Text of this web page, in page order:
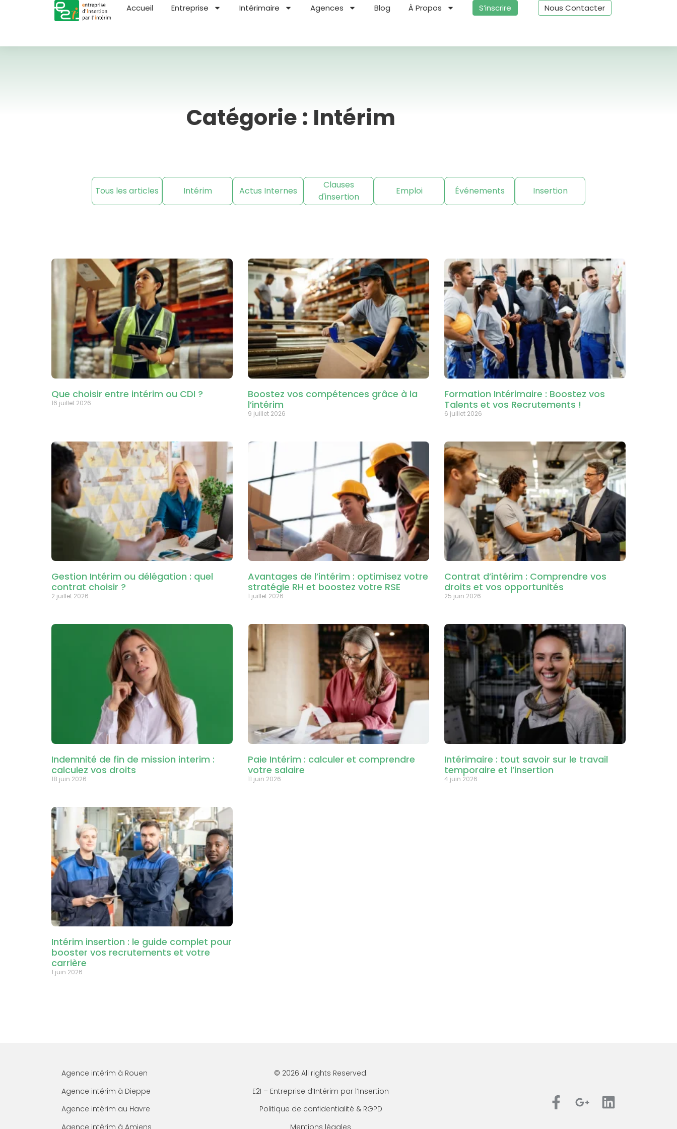
Accueil Entreprise Intérimaire Agences Blog À Propos S’inscrire Nous Contacter
Catégorie : Intérim
Tous les articles Intérim Actus Internes
Clauses
d'insertion
Emploi Événements Insertion
Que choisir entre intérim ou CDI ?
16 juillet 2026
Boostez vos compétences grâce à la
l’intérim
9 juillet 2026
Formation Intérimaire : Boostez vos
Talents et vos Recrutements !
6 juillet 2026
Gestion Intérim ou délégation : quel
contrat choisir ?
2 juillet 2026
Avantages de l’intérim : optimisez votre
stratégie RH et boostez votre RSE
1 juillet 2026
Contrat d’intérim : Comprendre vos
droits et vos opportunités
25 juin 2026
Indemnité de fin de mission interim :
calculez vos droits
18 juin 2026
Paie Intérim : calculer et comprendre
votre salaire
11 juin 2026
Intérimaire : tout savoir sur le travail
temporaire et l’insertion
4 juin 2026
Intérim insertion : le guide complet pour
booster vos recrutements et votre
carrière
1 juin 2026
Agence intérim à Rouen
Agence intérim à Dieppe
Agence intérim au Havre
Agence intérim à Amiens
© 2026 All rights Reserved.
E2I – Entreprise d’Intérim par l’Insertion
Politique de confidentialité & RGPD
Mentions légales